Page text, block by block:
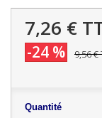
7,26 €
-24 % 9,56 €
Quantité